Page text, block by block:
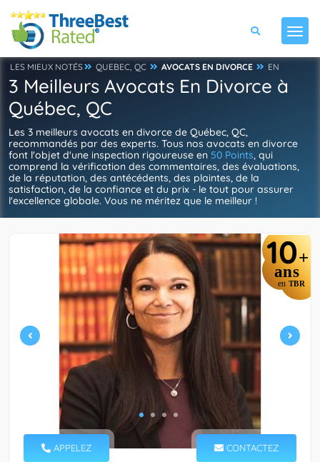
LES MIEUX NOTÉS QUEBEC, QC AVOCATS EN DIVORCE EN
3 Meilleurs Avocats En Divorce à
Québec, QC
Les 3 meilleurs avocats en divorce de Québec, QC,
recommandés par des experts. Tous nos avocats en divorce
font l'objet d'une inspection rigoureuse en 50 Points, qui
comprend la vérification des commentaires, des évaluations,
de la réputation, des antécédents, des plaintes, de la
satisfaction, de la confiance et du prix - le tout pour assurer
l'excellence globale. Vous ne méritez que le meilleur !
10+
ans
en TBR
APPELEZ CONTACTEZ